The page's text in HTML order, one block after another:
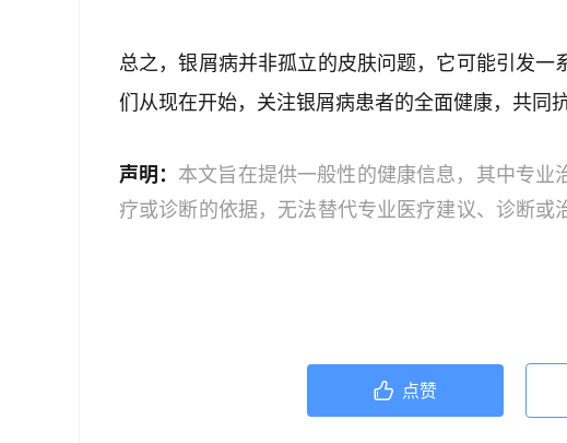
总之，银屑病并非孤立的皮肤问题，它可能引发
们从现在开始，关注银屑病患者的全面健康，共同抗
声明： 本文旨在提供一般性的健康信息，其中专
疗或诊断的依据，无法替代专业医疗建议、诊断
策时，应咨询合格的医疗专业人员。对于依据本
点赞